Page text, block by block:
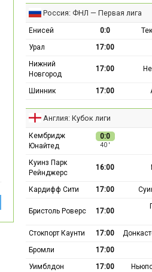
Россия: ФНЛ — Первая лига
Енисей 0:0
Урал
17:00
Нижний
Новгород
17:00
Шинник 17:00
Англия: Кубок лиги
Кембридж
Юнайтед
0:0
40 ′
Куинз Парк
Рейнджерс
16:00
Кардифф Сити 17:00
Бристоль Роверс 17:00
Стокпорт Каунти
17:00
Бромли
17:00
Уимблдон
17:00